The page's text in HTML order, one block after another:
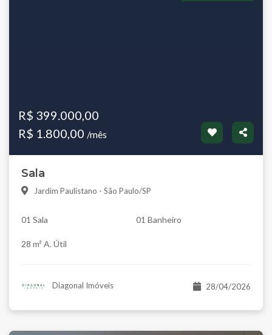
R$ 399.000,00
R$ 1.800,00 /mês
Sala
Jardim Paulistano - São Paulo/SP
01 Sala 01 Banheiro
28 m² A. Útil
Diagonal Imóveis 28/04/2026